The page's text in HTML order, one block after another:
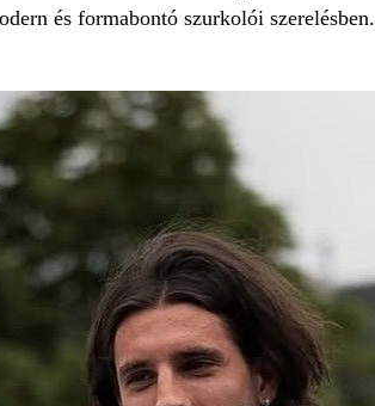
és formabontó szurkolói szerelésben.